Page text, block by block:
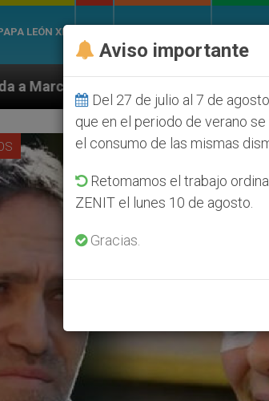
LEÓN XIV
de colonos judíos que afecta a
Aviso importante
Del 27 de julio al 7 de
que en el periodo de verano
el consumo de las mismas
Retomamos el trabajo
ZENIT el lunes 10 de agosto.
Gracias.